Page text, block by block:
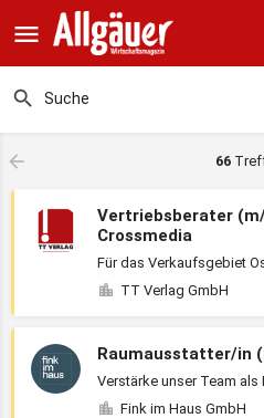
66
Vertriebsberater
Crossmedia
Für das Verkaufsgebiet
TT Verlag GmbH
Raumausstatter/in
Verstärke unser Team
Fink im Haus GmbH